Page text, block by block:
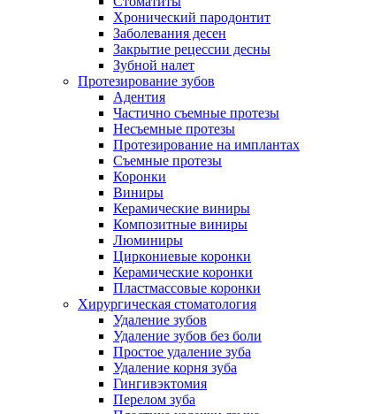
Хронический пародонтит
Заболевания десен
Закрытие рецессии десны
Зубной налет
Протезирование зубов
Адентия
Частично съемные протезы
Несъемные протезы
Протезирование на имплантах
Съемные протезы
Коронки
Виниры
Керамические виниры
Композитные виниры
Люминиры
Циркониевые коронки
Керамические коронки
Пластмассовые коронки
Хирургическая стоматология
Удаление зубов
Удаление зубов без боли
Простое удаление зуба
Удаление корня зуба
Гингивэктомия
Перелом зуба